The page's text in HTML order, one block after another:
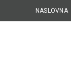
NASLOVNA